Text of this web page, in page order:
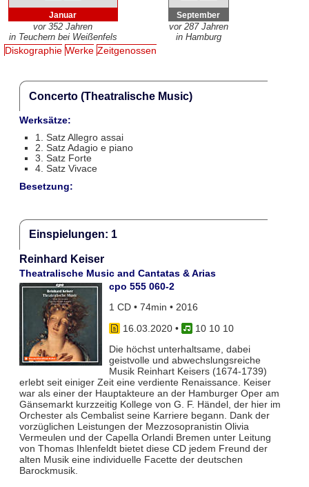
Januar
vor 352 Jahren
in Teuchern bei Weißenfels
September
vor 287 Jahren
in Hamburg
Diskographie Werke Zeitgenossen
Concerto (Theatralische Music)
Werksätze:
1. Satz Allegro assai
2. Satz Adagio e piano
3. Satz Forte
4. Satz Vivace
Besetzung:
Einspielungen: 1
Reinhard Keiser
Theatralische Music and Cantatas & Arias
cpo 555 060-2
1 CD • 74min • 2016
16.03.2020•
10 10 10
Die höchst unterhaltsame, dabei
geistvolle und abwechslungsreiche
Musik Reinhart Keisers (1674-1739)
erlebt seit einiger Zeit eine verdiente Renaissance. Keiser
war als einer der Hauptakteure an der Hamburger Oper am
Gänsemarkt kurzzeitig Kollege von G. F. Händel, der hier im
Orchester als Cembalist seine Karriere begann. Dank der
vorzüglichen Leistungen der Mezzosopranistin Olivia
Vermeulen und der Capella Orlandi Bremen unter Leitung
von Thomas Ihlenfeldt bietet diese CD jedem Freund der
alten Musik eine individuelle Facette der deutschen
Barockmusik.